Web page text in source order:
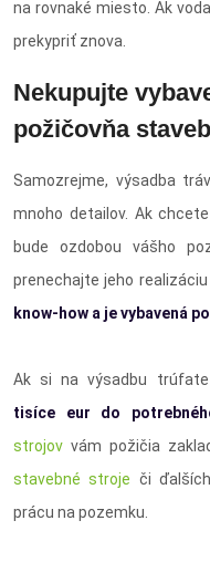
na rovnaké miesto. Ak
prekypriť znova.
Nekupujte
požičovňa
Samozrejme, výsadba
mnoho detailov. Ak
bude ozdobou vášho
prenechajte jeho
know-how a je vybavená
Ak si na výsadbu trúfate
tisíce eur do
strojov vám požičia
stavebné stroje či
prácu na pozemku.